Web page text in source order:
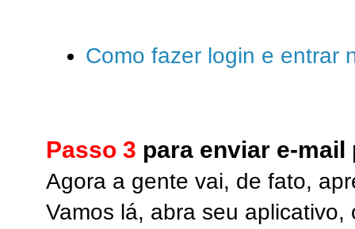
Como fazer login e entrar
Passo 3 para enviar e-
Agora a gente vai, de fato,
Vamos lá, abra seu